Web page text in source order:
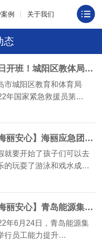
例 关于我们
态
今日开班！城阳区教体局2022年国家紧急救援员培训班
市城阳区教育和体育局
年国家紧急救援员第…
【海丽安心】海丽应急团队开展暑期安全第一课—防溺水安全科普培训
就要开始了孩子们可以去
的玩耍了游泳和戏水成…
【海丽安心】青岛能源集团举行员工安全应急能力提升专题培训
年6月24日，青岛能源集
行员工能力提升…